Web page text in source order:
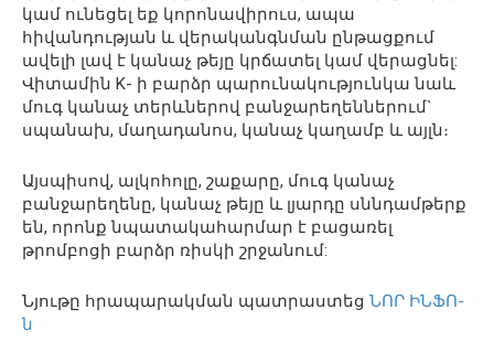
կամ ունեցել եք կորոնավիրուս, ապա
հիվանդության և վերականգնման ընթացքում
ավելի լավ է կանաչ թեյը կրճատել կամ վերացնել:
Վիտամին K- ի բարձր պարունակությունկա նաև
մուգ կանաչ տերևներով բանջարեղեններում`
սպանախ, մաղադանոս, կանաչ կաղամբ և այլն։
Այսպիսով, ալկոհոլը, շաքարը, մուգ կանաչ
բանջարեղենը, կանաչ թեյը և լյարդը սննդամթերք
են, որոնք նպատակահարմար է բացառել
թրոմբոցի բարձր ռիսկի շրջանում:
Նյութը հրապարակման պատրաստեց ՆՈՐ ԻՆՖՈ-
ն